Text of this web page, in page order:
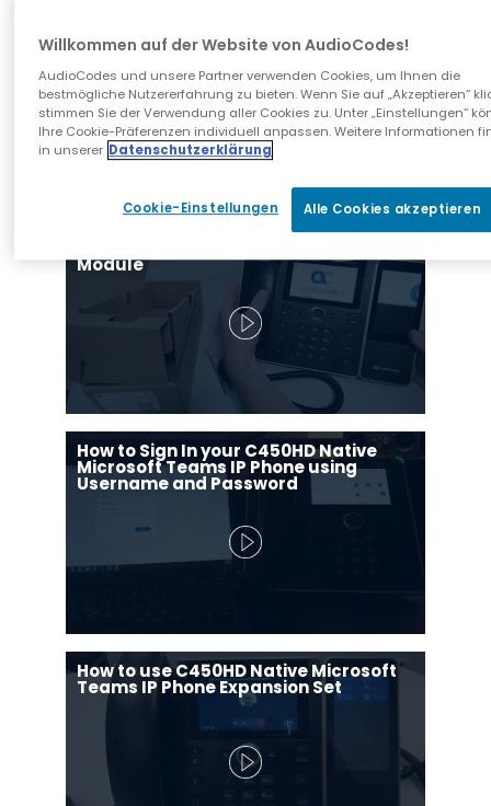
Better Together
How to Install C450HD Native
Module
How to Sign In your C450HD Native
Microsoft Teams IP Phone using
Username and Password
How to use C450HD Native Microsoft
Teams IP Phone Expansion Set
Willkommen auf der Website von AudioCodes!
AudioCodes und unsere Partner verwenden Cookies, um Ihnen die
bestmögliche Nutzererfahrung zu bieten. Wenn Sie auf „Akzeptieren“
stimmen Sie der Verwendung aller Cookies zu. Unter „Einstellungen“
Ihre Cookie-Präferenzen individuell anpassen. Weitere Informationen
in unserer Datenschutzerklärung
Cookie-Einstellungen Alle Cookies akzeptieren